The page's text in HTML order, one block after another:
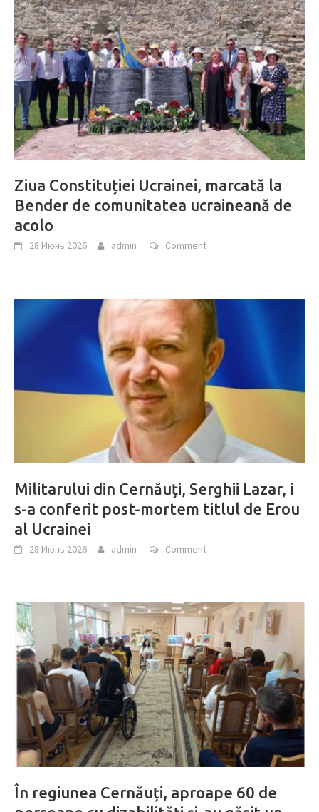
Ziua Constituției Ucrainei, marcată la
Bender de comunitatea ucraineană de
acolo
28 Июнь 2026 admin Comment
Militarului din Cernăuți, Serghii Lazar, i
s-a conferit post-mortem titlul de Erou
al Ucrainei
28 Июнь 2026 admin Comment
În regiunea Cernăuți, aproape 60 de